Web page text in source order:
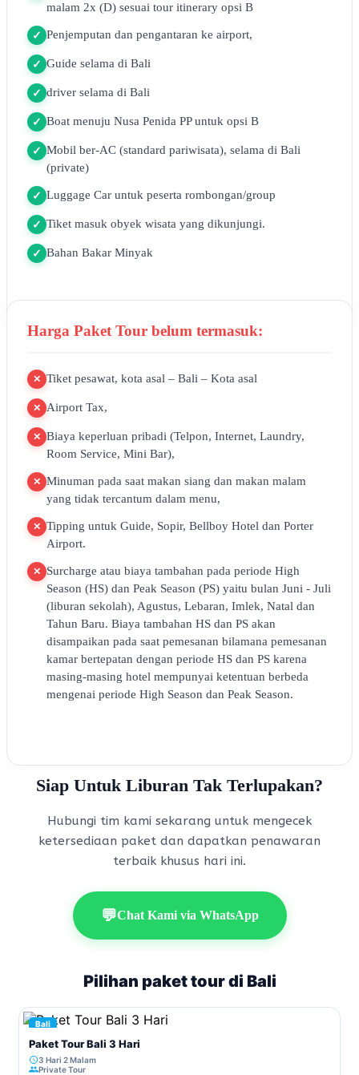
malam 2x (D) sesuai tour itinerary opsi B
✓ Penjemputan dan pengantaran ke airport,
✓ Guide selama di Bali
✓ driver selama di Bali
✓ Boat menuju Nusa Penida PP untuk opsi B
✓ Mobil ber-AC (standard pariwisata), selama di Bali
(private)
✓ Luggage Car untuk peserta rombongan/group
✓ Tiket masuk obyek wisata yang dikunjungi.
✓ Bahan Bakar Minyak
Harga Paket Tour belum termasuk:
✕ Tiket pesawat, kota asal – Bali – Kota asal
✕ Airport Tax,
✕ Biaya keperluan pribadi (Telpon, Internet, Laundry,
Room Service, Mini Bar),
✕ Minuman pada saat makan siang dan makan malam
yang tidak tercantum dalam menu,
✕ Tipping untuk Guide, Sopir, Bellboy Hotel dan Porter
Airport.
✕
Surcharge atau biaya tambahan pada periode High
Season (HS) dan Peak Season (PS) yaitu bulan Juni - Juli
(liburan sekolah), Agustus, Lebaran, Imlek, Natal dan
Tahun Baru. Biaya tambahan HS dan PS akan
disampaikan pada saat pemesanan bilamana pemesanan
kamar bertepatan dengan periode HS dan PS karena
masing-masing hotel mempunyai ketentuan berbeda
mengenai periode High Season dan Peak Season.
Siap Untuk Liburan Tak Terlupakan?
Hubungi tim kami sekarang untuk mengecek
ketersediaan paket dan dapatkan penawaran
terbaik khusus hari ini.
💬Chat Kami via WhatsApp
Pilihan paket tour di Bali
Bali
Paket Tour Bali 3 Hari
3 Hari 2 Malam
Private Tour